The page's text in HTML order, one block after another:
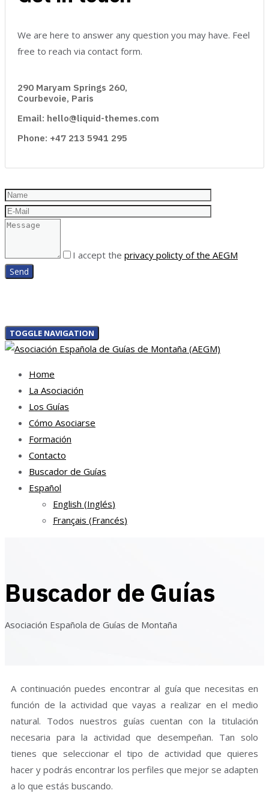
We are here to answer any question you may have. Feel
free to reach via contact form.
290 Maryam Springs 260,
Courbevoie, Paris
Email: hello@liquid-themes.com
Phone: +47 213 5941 295
I accept the privacy policty of the AEGM
TOGGLE NAVIGATION
Home
La Asociación
Los Guías
Cómo Asociarse
Formación
Contacto
Buscador de Guías
Español
English (Inglés)
Français (Francés)
Buscador de Guías
Asociación Española de Guías de Montaña
A continuación puedes encontrar al guía que necesitas en
función de la actividad que vayas a realizar en el medio
natural. Todos nuestros guías cuentan con la titulación
necesaria para la actividad que desempeñan. Tan solo
tienes que seleccionar el tipo de actividad que quieres
hacer y podrás encontrar los perfiles que mejor se adapten
a lo que estás buscando.